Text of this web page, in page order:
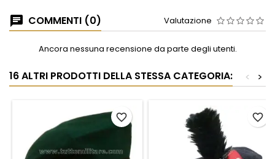
COMMENTI (0) Valutazione
Ancora nessuna recensione da parte degli utenti.
16 ALTRI PRODOTTI DELLA STESSA CATEGORIA: >
<
favorite_border favorite_border